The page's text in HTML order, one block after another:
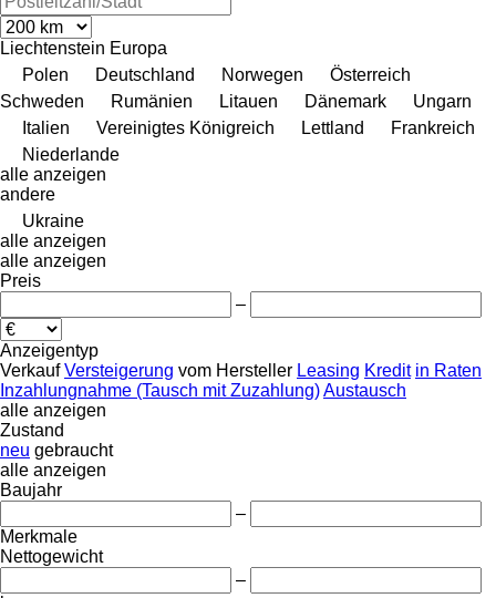
Liechtenstein Europa
Polen
Deutschland Norwegen
Österreich
Schweden
Rumänien Litauen Dänemark
Ungarn
Italien
Vereinigtes Königreich Lettland
Frankreich
Niederlande
alle anzeigen
andere
Ukraine
alle anzeigen
alle anzeigen
Preis
–
Anzeigentyp
Verkauf Versteigerung vom Hersteller Leasing Kredit in Raten
Inzahlungnahme (Tausch mit Zuzahlung)Austausch
alle anzeigen
Zustand
neu gebraucht
alle anzeigen
Baujahr
–
Merkmale
Nettogewicht
–